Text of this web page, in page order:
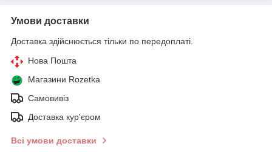
Умови доставки
Доставка здійснюється тільки по передоплаті.
Нова Пошта
Магазини Rozetka
Самовивіз
Доставка кур'єром
Всі умови доставки